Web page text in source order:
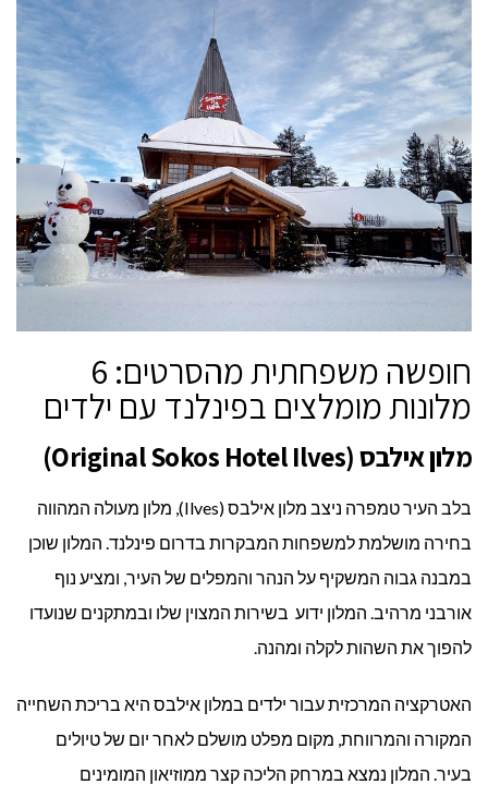
חופשה משפחתית מהסרטים: 6
מלונות מומלצים בפינלנד עם ילדים
מלון אילבס (Original Sokos Hotel Ilves)
בלב העיר טמפרה ניצב מלון אילבס (Ilves), מלון מעולה המהווה
בחירה מושלמת למשפחות המבקרות בדרום פינלנד. המלון שוכן
במבנה גבוה המשקיף על הנהר והמפלים של העיר, ומציע נוף
אורבני מרהיב. המלון ידוע בשירות המצוין שלו ובמתקנים שנועדו
להפוך את השהות לקלה ומהנה.
האטרקציה המרכזית עבור ילדים במלון אילבס היא בריכת השחייה
המקורה והמרווחת, מקום מפלט מושלם לאחר יום של טיולים
בעיר. המלון נמצא במרחק הליכה קצר ממוזיאון המומינים